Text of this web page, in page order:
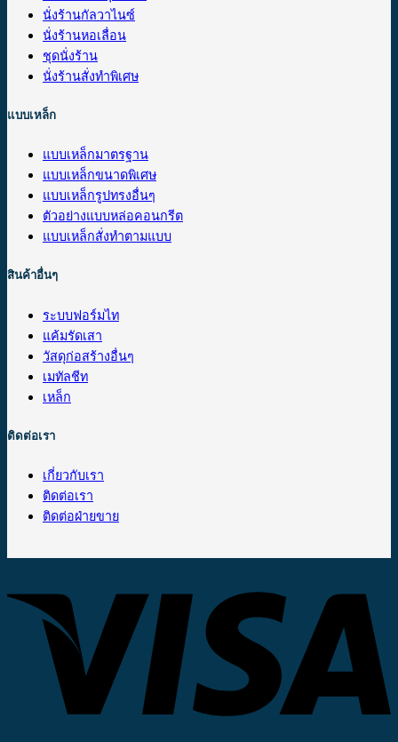
นั่งร้านกัลวาไนซ์
นั่งร้านหอเลื่อน
ชุดนั่งร้าน
นั่งร้านสั่งทำพิเศษ
แบบเหล็ก
แบบเหล็กมาตรฐาน
แบบเหล็กขนาดพิเศษ
แบบเหล็กรูปทรงอื่นๆ
ตัวอย่างแบบหล่อคอนกรีต
แบบเหล็กสั่งทำตามแบบ
สินค้าอื่นๆ
ระบบฟอร์มไท
แค้มรัดเสา
วัสดุก่อสร้างอื่นๆ
เมทัลชีท
เหล็ก
ติดต่อเรา
เกี่ยวกับเรา
ติดต่อเรา
ติดต่อฝ่ายขาย